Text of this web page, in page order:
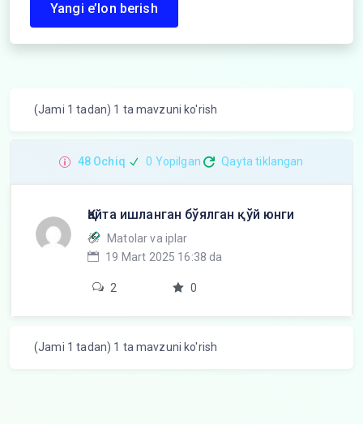
Yangi e’lon berish
(Jami 1 tadan) 1 ta mavzuni ko'rish
48 Ochiq 0 Yopilgan Qayta tiklangan
Қайта ишланган бўялган қўй юнги
Matolar va iplar
19 Mart 2025 16:38 da
2 0
(Jami 1 tadan) 1 ta mavzuni ko'rish